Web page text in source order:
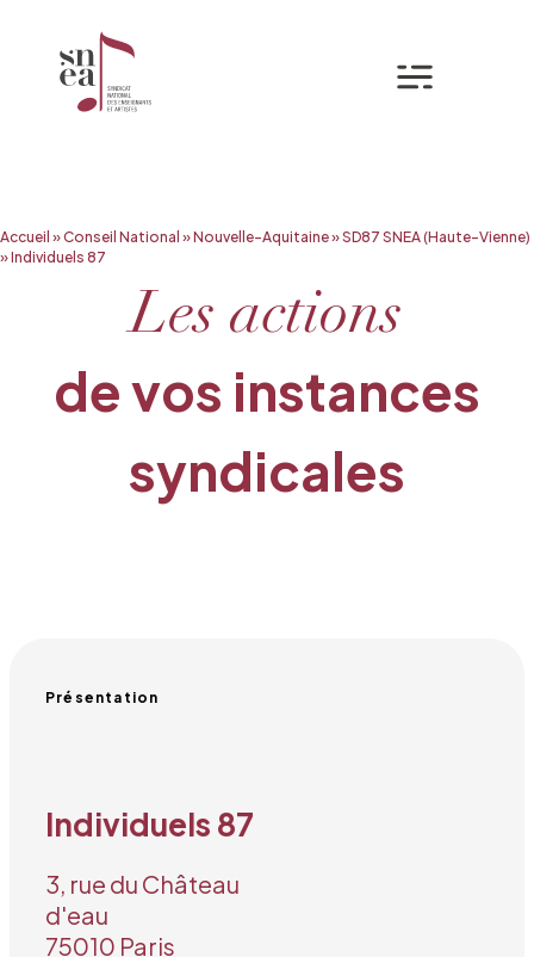
Aller
au
Accueil »Conseil National »Nouvelle-Aquitaine»SD87 SNEA (Haute-Vienne)
»Individuels 87
Les actions
de vos instances
syndicales
Présentation
Individuels 87
3, rue du Château
d'eau
75010 Paris